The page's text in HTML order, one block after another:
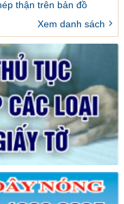
thận trên bản đồ
Xem danh sách